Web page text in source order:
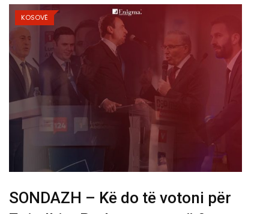
KOSOVË
SONDAZH – Kë do të votoni për